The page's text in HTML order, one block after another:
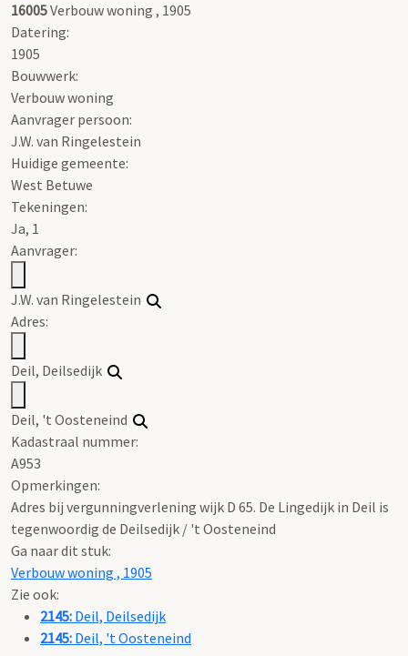
16005Verbouw woning , 1905
Datering:
1905
Bouwwerk:
Verbouw woning
Aanvrager persoon:
J.W. van Ringelestein
Huidige gemeente:
West Betuwe
Tekeningen:
Ja, 1
Aanvrager:
J.W. van Ringelestein
Adres:
Deil, Deilsedijk
Deil, 't Oosteneind
Kadastraal nummer:
A953
Opmerkingen:
Adres bij vergunningverlening wijk D 65. De Lingedijk in Deil is
tegenwoordig de Deilsedijk / 't Oosteneind
Ga naar dit stuk:
Verbouw woning , 1905
Zie ook:
2145: Deil, Deilsedijk
2145: Deil, 't Oosteneind